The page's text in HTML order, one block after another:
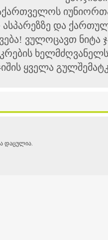
და
ვულოცავთ ნიტა
ყველა
დაცულია.